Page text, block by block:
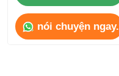
Máy cuộn dây cáp
nói chuyện ngay.